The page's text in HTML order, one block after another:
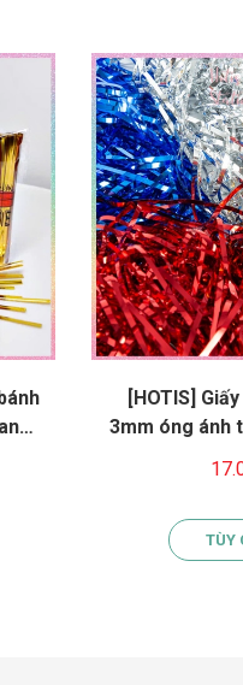
[HOTIS]
3mm óng ánh
quà, giỏ quà
TÙY